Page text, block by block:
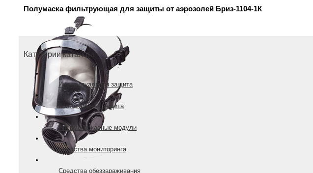
Полумаска фильтрующая для защиты от аэрозолей Бриз-1104-1К
Категории каталога
Индивидуальная защита
Коллективная защита
Пневмокаркасные модули
Средства мониторинга
Средства обеззараживания